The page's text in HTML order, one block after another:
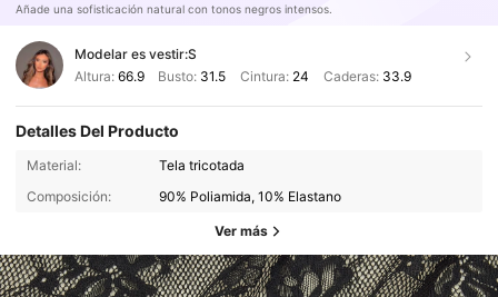
Añade una sofisticación natural con tonos negros intensos.
Modelar es vestir:S
Altura: 66.9 Busto: 31.5 Cintura: 24 Caderas: 33.9
Detalles Del Producto
Material:
Tela tricotada
Composición:
90% Poliamida, 10% Elastano
Ver más